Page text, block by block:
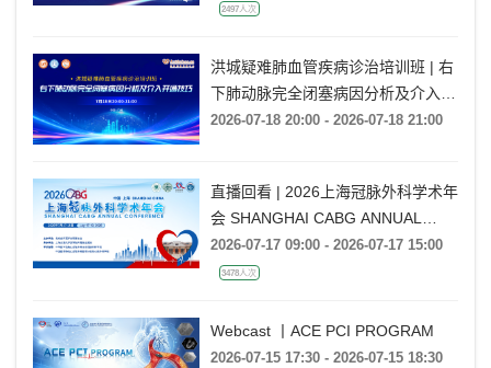
2497人次
洪城疑难肺血管疾病诊治培训班 | 右
下肺动脉完全闭塞病因分析及介入开
通技巧
2026-07-18 20:00 - 2026-07-18 21:00
直播回看 | 2026上海冠脉外科学术年
会 SHANGHAI CABG ANNUAL
CONFERENCE
2026-07-17 09:00 - 2026-07-17 15:00
3478人次
Webcast 丨ACE PCI PROGRAM
2026-07-15 17:30 - 2026-07-15 18:30